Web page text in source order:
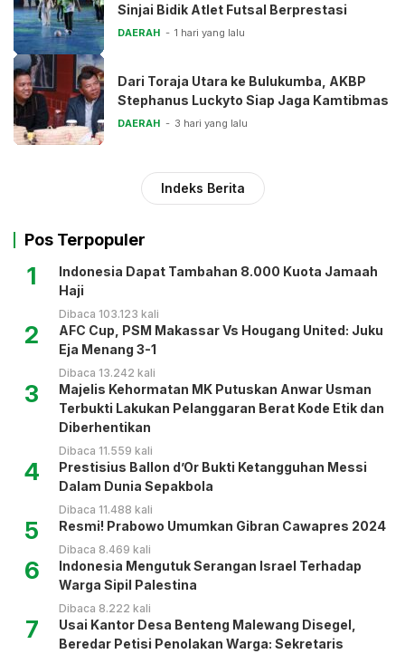
Sinjai Bidik Atlet Futsal Berprestasi
DAERAH 1 hari yang lalu
Dari Toraja Utara ke Bulukumba, AKBP
Stephanus Luckyto Siap Jaga Kamtibmas
DAERAH 3 hari yang lalu
Indeks Berita
Pos Terpopuler
1
Indonesia Dapat Tambahan 8.000 Kuota Jamaah
Haji
Dibaca 103.123 kali
2
AFC Cup, PSM Makassar Vs Hougang United: Juku
Eja Menang 3-1
Dibaca 13.242 kali
3
Majelis Kehormatan MK Putuskan Anwar Usman
Terbukti Lakukan Pelanggaran Berat Kode Etik dan
Diberhentikan
Dibaca 11.559 kali
4
Prestisius Ballon d’Or Bukti Ketangguhan Messi
Dalam Dunia Sepakbola
Dibaca 11.488 kali
5 Resmi! Prabowo Umumkan Gibran Cawapres 2024
Dibaca 8.469 kali
6
Indonesia Mengutuk Serangan Israel Terhadap
Warga Sipil Palestina
Dibaca 8.222 kali
7
Usai Kantor Desa Benteng Malewang Disegel,
Beredar Petisi Penolakan Warga: Sekretaris